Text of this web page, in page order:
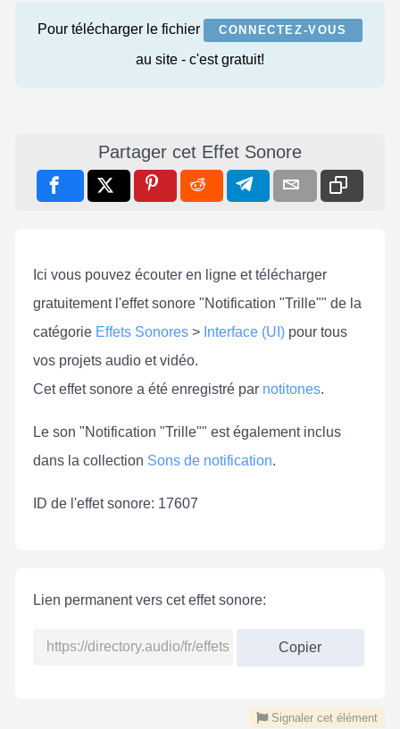
Pour télécharger le fichier CONNECTEZ-VOUS
au site - c'est gratuit!
Partager cet Effet Sonore
Ici vous pouvez écouter en ligne et télécharger
gratuitement l'effet sonore "Notification "Trille"" de la
catégorie Effets Sonores > Interface (UI) pour tous
vos projets audio et vidéo.
Cet effet sonore a été enregistré par notitones.
Le son "Notification "Trille"" est également inclus
dans la collection Sons de notification.
ID de l'effet sonore: 17607
Lien permanent vers cet effet sonore:
Copier
Signaler cet élément